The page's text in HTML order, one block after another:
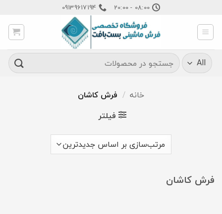
content
08:00 - 20:00
09139617194
جستجو
برای:
خانه / فرش کاشان
فیلتر
فرش کاشان